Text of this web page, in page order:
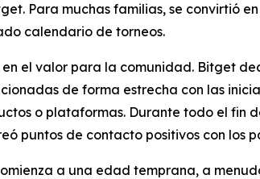
Para muchas familias, se convirtió
calendario de torneos.
en el valor para la comunidad. Bitget
de forma estrecha con las
o plataformas. Durante todo el fin
puntos de contacto positivos con los
a una edad temprana, a